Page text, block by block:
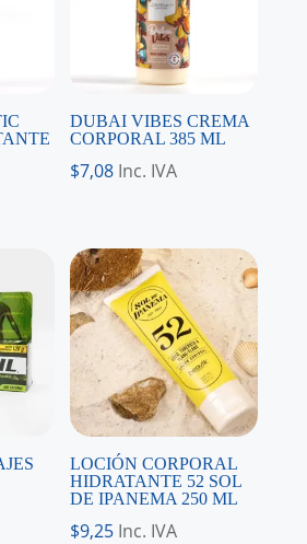
DUBAI VIBES CREMA
CORPORAL 385 ML
$7,08 Inc. IVA
LOCIÓN CORPORAL
HIDRATANTE 52 SOL
DE IPANEMA 250 ML
$9,25 Inc. IVA